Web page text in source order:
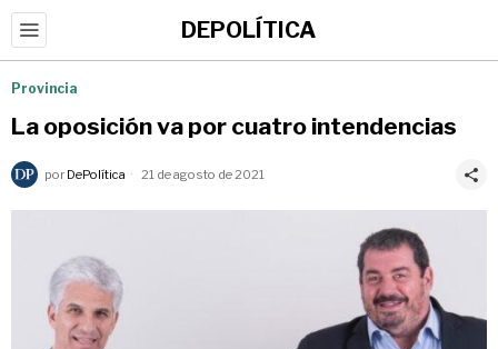
DEPOLÍTICA
Provincia
La oposición va por cuatro intendencias
por DePolítica 21 de agosto de 2021